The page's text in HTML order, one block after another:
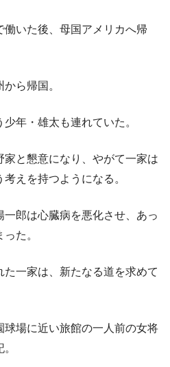
いた後、母国アメリカへ帰
ら帰国。
年・雄太も連れていた。
と懇意になり、やがて一家は
えを持つようになる。
一郎は心臓病を悪化させ、あっ
た。
一家は、新たなる道を求めて
場に近い旅館の一人前の女将